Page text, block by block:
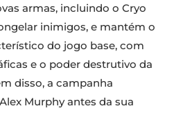
RoboCop: Rogue City - Unfinished Business
Business
armas, incluindo o Cryo
inimigos, e mantém o
do jogo base, com
e o poder destrutivo da
disso, a campanha
Murphy antes da sua